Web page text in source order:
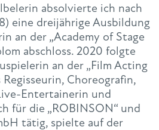
absolvierte ich nach
eine dreijährige Ausbildung
an der „Academy of Stage
abschloss. 2020 folgte
an der „Film Acting
Regisseurin, Choreografin,
Entertainerin und
für die „ROBINSON“ und
tätig, spielte auf der